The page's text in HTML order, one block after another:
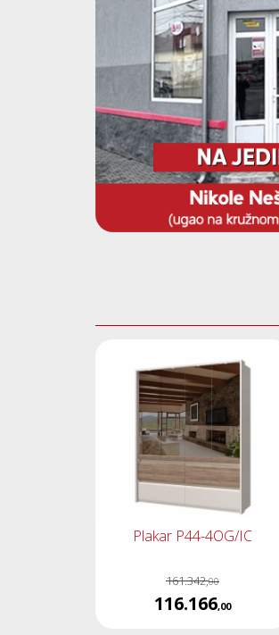
Plakar P44-4OG/IC
161.342,00
116.166,00